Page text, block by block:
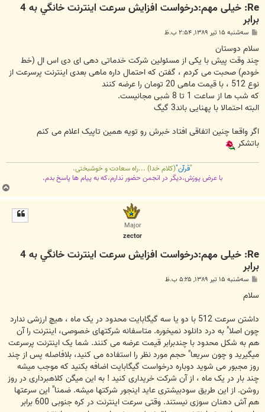
Re: خیلی مهم:درخواست افزايش سرعت اينترنت خانگي به 4
برابر
ت
سه‌شنبه ۱۵ تیر ۱۳۸۹, ۲:۵۴ ب.ظ
سلام دوستان
چند وقت پیش با یکی از مسئولین شرکت خدماتی دهی ای دی اس ال (خط
خودم) صحبت می کردم ، گفتن که احتمال داره ماهی بعدی اینترنت پرسرعت از
نوع 512 ، با قیمت ماهی 20 تومان را عرضه کنند
که شب ها از ساعت 1 تا 8 شبی مجانیست.
البته احتمالا با پهنایی باند3 گیگ
اگر واقعا چنین اتفاقی افتاد خبرش رو تویه همین تاپیک اعلام می کنم
باتشکر
"قرآن"(کلام خدا) ...راه سعادت و خوشبختی.
با عرض پوزش،دیگر در انجمن حضور ندارم،که به پیام ها پاسخ بدم.
Major
zector
Re: خیلی مهم:درخواست افزايش سرعت اينترنت خانگي به 4
برابر
ت
سه‌شنبه ۱۵ تیر ۱۳۸۹, ۵:۲۵ ب.ظ
سلام
داشتن سرعت 512 با دو یا سه گیگابایت محدود در یک ماه ، هیچ ارزشی ندارد
چون اصلا" به درد دانلود نمیخوره. متاسفانه شرکتهای خصوصی، اینترنت را آن
هم به شکل محدود با چندبرابر قیمت عرضه می کنند. شما یک اینترنت پرسرعت
میگیرید و چون سریعا" حجم مورد نظر را استفاده می کنید، بلافاصله پس از چند
روز مجبور می شوید دوباره درخواست گیگابایت اضافه بکنید که موجب میشه
چند بار در یک ماه ، از آن شرکت خریداری کنید ! به این میگن کلاهبرداری در روز
روشن. از این طریق سودبیشتری عاید اینجور شرکتها میشه. ضمنا" این سرعتها
هم آش دهنان سوزی نیستند. وقتی سرعت اینترنت در کره جنوبی 600 برابر